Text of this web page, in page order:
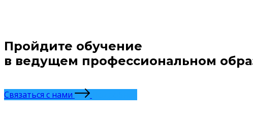
Пройдите обучение
в ведущем профессиональном
Связаться с нами